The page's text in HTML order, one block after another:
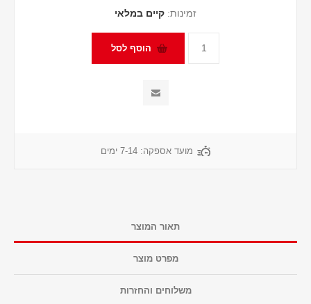
זמינות: קיים במלאי
מועד אספקה: 7-14 ימים
תאור המוצר
מפרט מוצר
משלוחים והחזרות